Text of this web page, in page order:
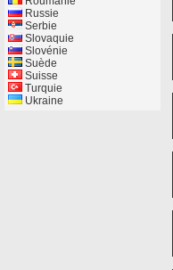
Russie
Serbie
Slovaquie
Slovénie
Suède
Suisse
Turquie
Ukraine